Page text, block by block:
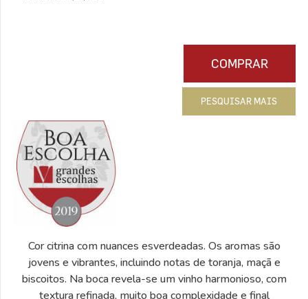
COMPRAR
PESQUISAR MAIS
Cor citrina com nuances esverdeadas. Os aromas são
jovens e vibrantes, incluindo notas de toranja, maçã e
biscoitos. Na boca revela-se um vinho harmonioso, com
textura refinada, muito boa complexidade e final